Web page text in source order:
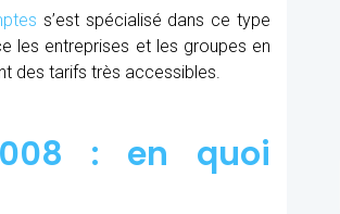
s’est spécialisé dans ce type
les entreprises et les groupes en
des tarifs très accessibles.
: en quoi